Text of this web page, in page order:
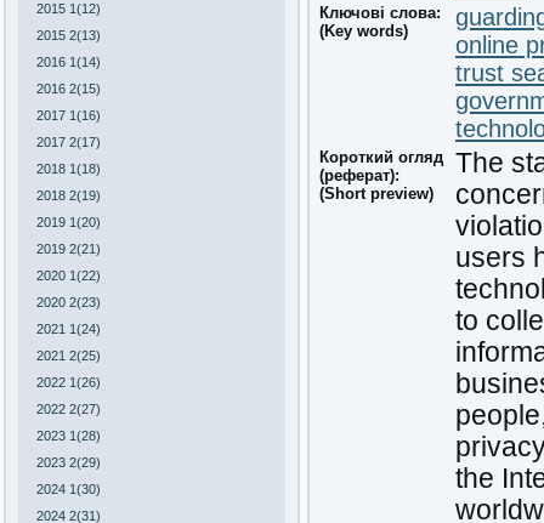
2015 1(12)
2015 2(13)
2016 1(14)
2016 2(15)
2017 1(16)
2017 2(17)
2018 1(18)
2018 2(19)
2019 1(20)
2019 2(21)
2020 1(22)
2020 2(23)
2021 1(24)
2021 2(25)
2022 1(26)
2022 2(27)
2023 1(28)
2023 2(29)
2024 1(30)
2024 2(31)
Ключові слова:
(Key words)
online
trust
Короткий огляд
(реферат):
(Short preview)
The
users
to
the